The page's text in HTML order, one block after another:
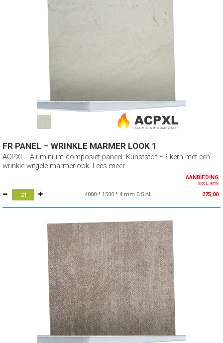
FR PANEL – WRINKLE MARMER LOOK 1
ACPXL - Aluminium composiet paneel: Kunststof FR kern met een
wrinkle witgele marmerlook. Lees meer...
AANBIEDING
EXCL. BTW
4000 * 1500 * 4 mm 0,5 AL 275,00